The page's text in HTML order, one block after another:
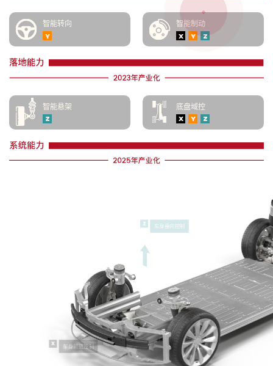
智能转向
Y
智能制动
X Y Z
智能悬架
Z
底盘域控
X Y Z
Z 车身垂向控制
X 车身前进控制